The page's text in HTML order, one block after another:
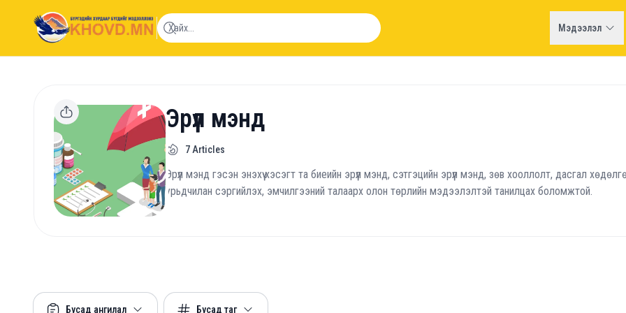
khovd.mn
Мэдээлэл
Эрүүл мэнд
7 Articles
Эрүүл мэнд гэсэн энэхүү хэсэгт та биеийн эрүүл мэнд, сэтгэцийн эрүүл мэнд, зөв хооллолт, дасгал
урьдчилан сэргийлэх, эмчилгээний талаарх олон төрлийн мэдээлэлтэй танилцах боломжтой.
Бусад ангилал Бусад таг